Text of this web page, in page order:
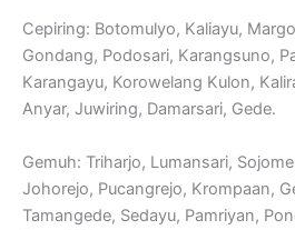
Cepiring: Botomulyo, Kaliayu,
Gondang, Podosari, Karangsuno,
Karangayu, Korowelang Kulon,
Anyar, Juwiring, Damarsari, Gede.
Gemuh: Triharjo, Lumansari,
Johorejo, Pucangrejo, Krompaan,
Tamangede, Sedayu, Pamriyan,